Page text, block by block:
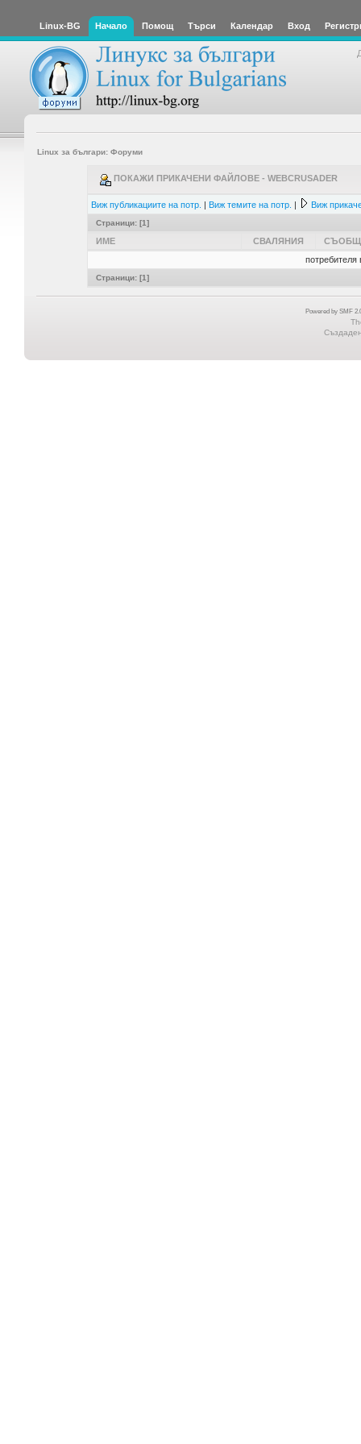
Linux-BG Начало Помощ Търси Календар Вход
Linux за българи: Форуми
ПОКАЖИ ПРИКАЧЕНИ ФАЙЛОВЕ - WEBCRUSADER
Виж публикациите на потр. | Виж темите на потр. | Виж
Страници: [1]
ИМЕ СВАЛЯНИЯ
Страници: [1]
Powered by SMF